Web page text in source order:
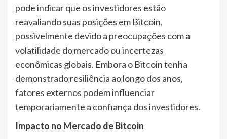
pode indicar que os investidores estão
reavaliando suas posições em Bitcoin,
possivelmente devido a preocupações com a
volatilidade do mercado ou incertezas
econômicas globais. Embora o Bitcoin tenha
demonstrado resiliência ao longo dos anos,
fatores externos podem influenciar
temporariamente a confiança dos investidores.
Impacto no Mercado de Bitcoin